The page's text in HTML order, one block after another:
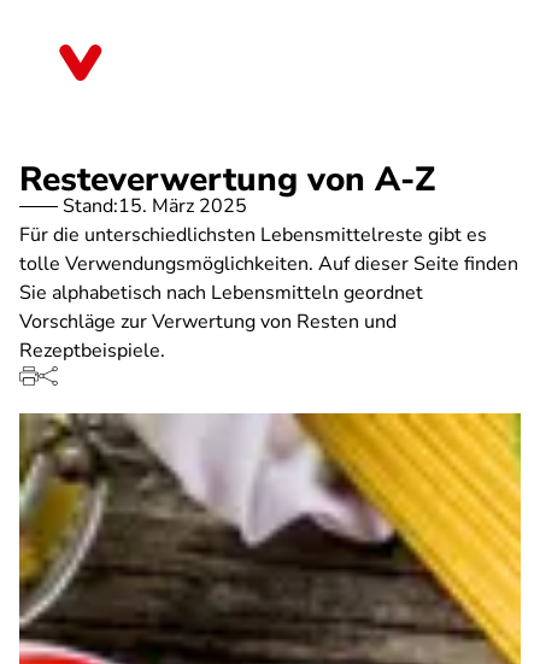
Resteverwertung von A-Z
Stand:15. März 2025
Für die unterschiedlichsten Lebensmittelreste gibt es
tolle Verwendungsmöglichkeiten. Auf dieser Seite finden
Sie alphabetisch nach Lebensmitteln geordnet
Vorschläge zur Verwertung von Resten und
Rezeptbeispiele.